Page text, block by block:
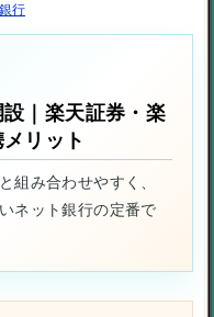
行
｜楽天証券・楽
リット
組み合わせやすく、
ネット銀行の定番で